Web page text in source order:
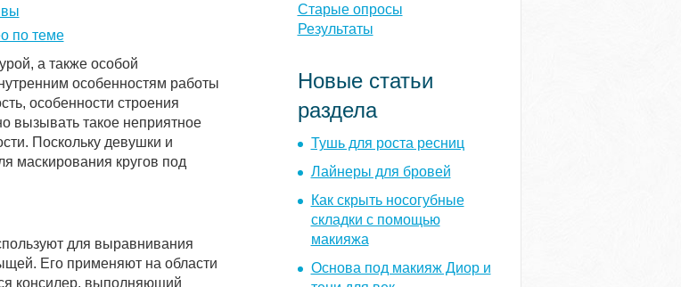
по теме
а также особой
особенностям работы
особенности строения
вызывать такое неприятное
Поскольку девушки и
маскирования кругов под
для выравнивания
Его применяют на области
консилер, выполняющий
Старые опросы
Результаты
Новые статьи
раздела
Тушь для роста ресниц
Лайнеры для бровей
Как скрыть носогубные
складки с помощью
макияжа
Основа под макияж Диор и